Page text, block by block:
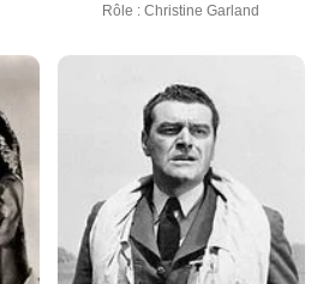
Rôle : Christine Garland